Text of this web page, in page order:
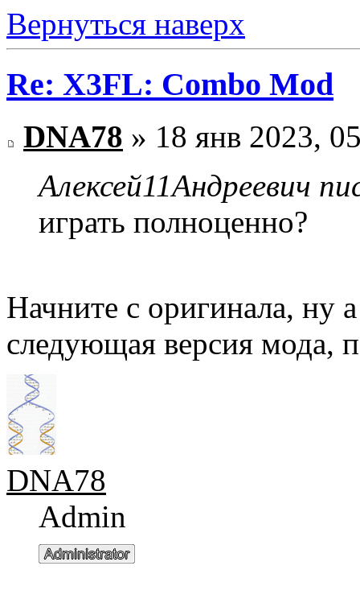
Вернуться наверх
Re: X3FL: Combo Mod
DNA78 » 18 янв 2023,
Алексей11Андреевич
играть полноценно?
Начните с оригинала, ну
следующая версия мода,
DNA78
Admin